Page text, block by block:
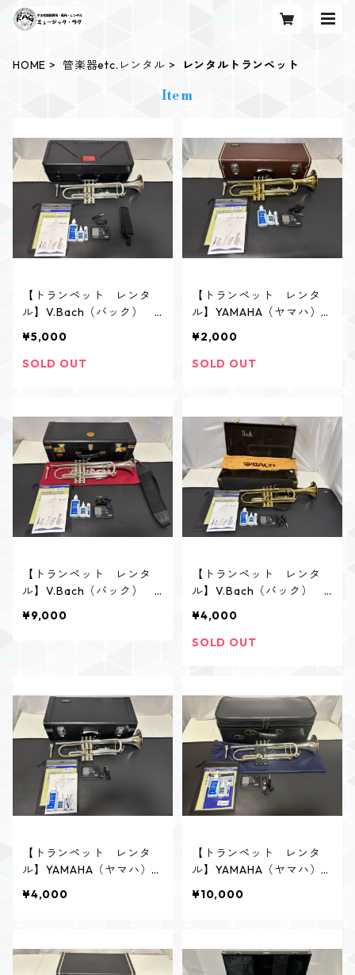
HOME 管楽器etc.レンタル レンタルトランペット
Item
【トランペット レンタ
ル】V.Bach（バック） T
¥5,000
SOLD OUT
【トランペット レンタ
ル】YAMAHA（ヤマハ）
¥2,000
SOLD OUT
【トランペット レンタ
ル】V.Bach（バック） 1
¥9,000
【トランペット レンタ
ル】V.Bach（バック） T
¥4,000
SOLD OUT
【トランペット レンタ
ル】YAMAHA（ヤマハ）
¥4,000
【トランペット レンタ
ル】YAMAHA（ヤマハ）
モデル（Xeno第4世代）
¥10,000